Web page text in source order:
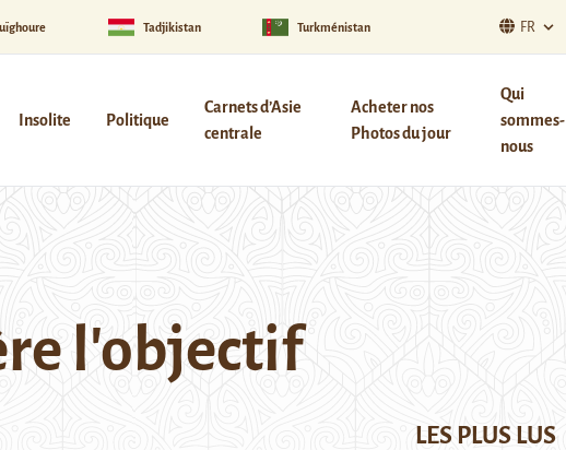
Tadjikistan Turkménistan FR
Insolite Politique
Carnets d’Asie
centrale
Acheter nos
Photos du jour
Qui
sommes-
nous
l'objectif
LES PLUS LUS